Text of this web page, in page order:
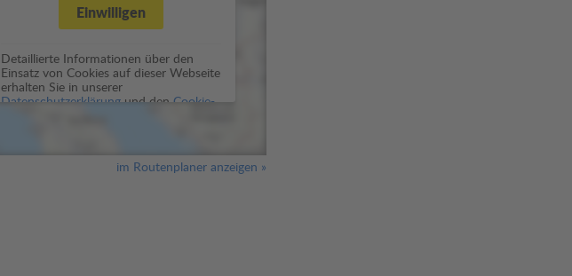
Einwilligen
Detaillierte Informationen über den
Einsatz von Cookies auf dieser Webseite
erhalten Sie in unserer
Datenschutzerklärungund den Cookie-
im Routenplaner anzeigen »